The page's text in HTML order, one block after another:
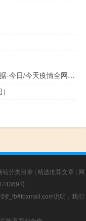
2023年10月20日广东省汕头市疫情大数据-今日/今天疫情全网搜索最新实时消息动态情况通知播报
站分类目录 | 精选推荐文章 | 网
号
f_fb#foxmail.com说明，我们